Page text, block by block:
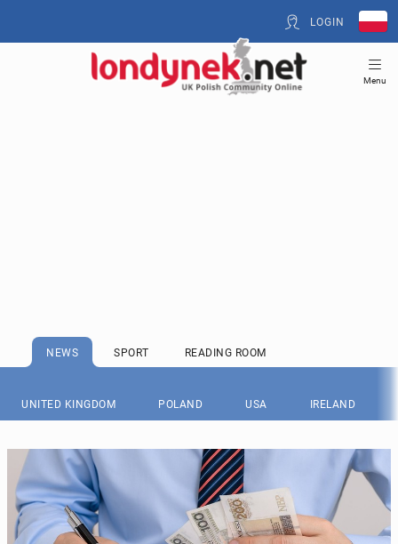
LOGIN
Menu
NEWS SPORT READING ROOM
UNITED KINGDOM POLAND USA IRELAND